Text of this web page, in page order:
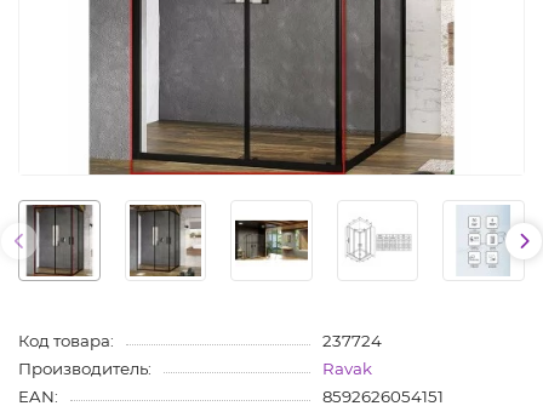
Код товара:
237724
Производитель:
Ravak
EAN:
8592626054151